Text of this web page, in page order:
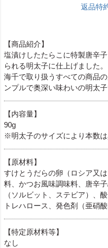
返品特
【商品紹介】
塩漬けしたたらこに特製唐辛
られる明太子に仕上げました。
海千で取り扱うすべての商品
ンプルで奥深い味わいの明太子
【内容量】
90g
※明太子のサイズにより本数
【原材料】
すけとうだらの卵（ロシア又
料、かつお風味調味料、唐辛
（ソルビット、ステビア）、
トレハロース、発色剤（亜硝
【特定原材料等】
なし